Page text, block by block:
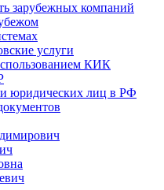
зарубежных компаний
услуги
КИК
юридических лиц в РФ